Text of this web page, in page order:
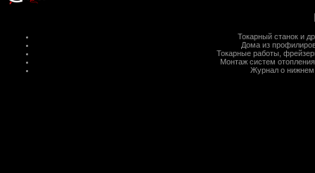
Токарный станок и
Дома из
Токарные работы
Монтаж систем отопления
Журнал о нижнем